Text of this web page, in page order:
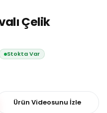
Çelik
Stokta Var
Ürün Videosunu İzle